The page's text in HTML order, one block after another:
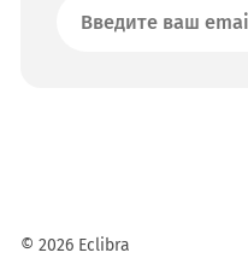
© 2026 Eclibra